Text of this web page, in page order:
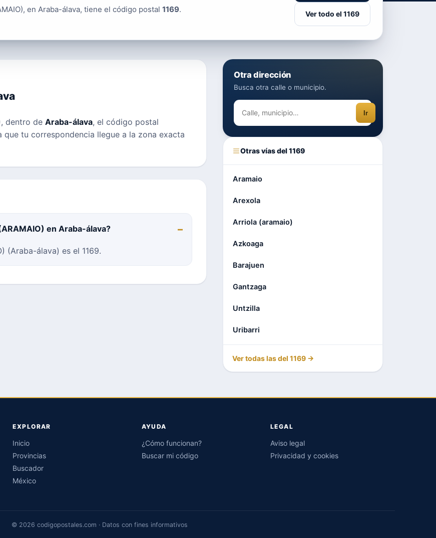
en Araba-álava, tiene el código postal 1169. Ver todo el 1169
, dentro de Araba-álava, el código postal
que tu correspondencia llegue a la zona exacta
en Araba-álava?
(Araba-álava) es el 1169.
Otra dirección
Busca otra calle o municipio.
Ir
Otras vías del 1169
Aramaio
Arexola
Arriola (aramaio)
Azkoaga
Barajuen
Gantzaga
Untzilla
Uribarri
Ver todas las del 1169 →
EXPLORAR
Inicio
Provincias
Buscador
México
AYUDA
¿Cómo funcionan?
Buscar mi código
LEGAL
Aviso legal
Privacidad y cookies
© 2026 codigopostales.com · Datos con fines informativos